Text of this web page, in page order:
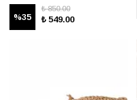
%35
₺ 850.00
₺ 549.00